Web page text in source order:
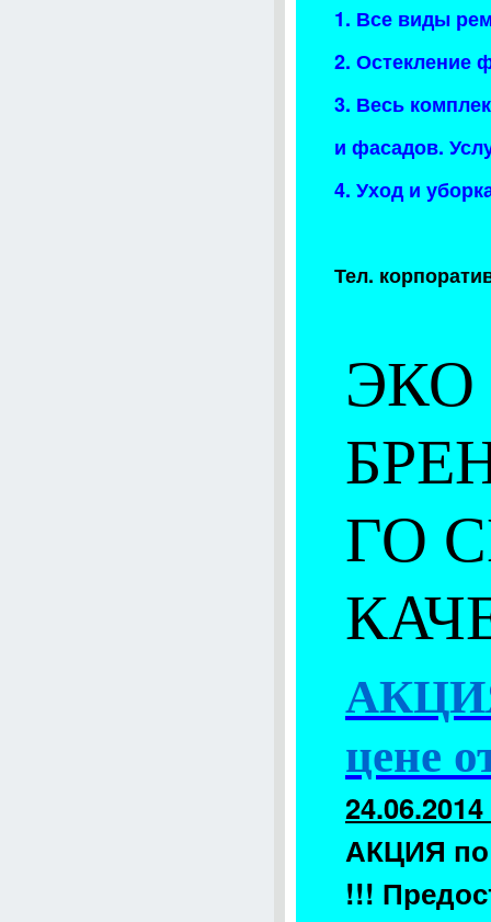
1. Все виды
2. Остекление
3. Весь
и фасадов.
4. Уход и
Тел.
ЭКО
ГО
цене
АКЦИЯ по
!!!